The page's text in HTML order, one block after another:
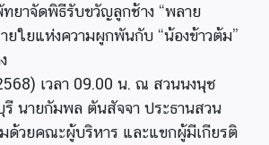
ยาจัดพิธีรับขวัญลูกช้าง “พลาย
ยใยแห่งความผูกพันกับ “น้องข้าวต้ม”
เวลา 09.00 น. ณ สวนนงนุช
นายกัมพล ตันสัจจา ประธานสวน
ด้วยคณะผู้บริหาร และแขกผู้มีเกียรติ